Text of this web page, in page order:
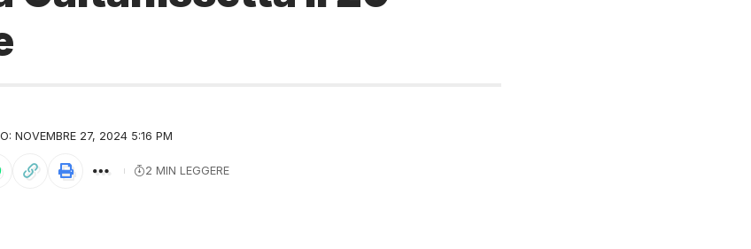
NOVEMBRE 27, 2024 5:16 PM
2 MIN LEGGERE